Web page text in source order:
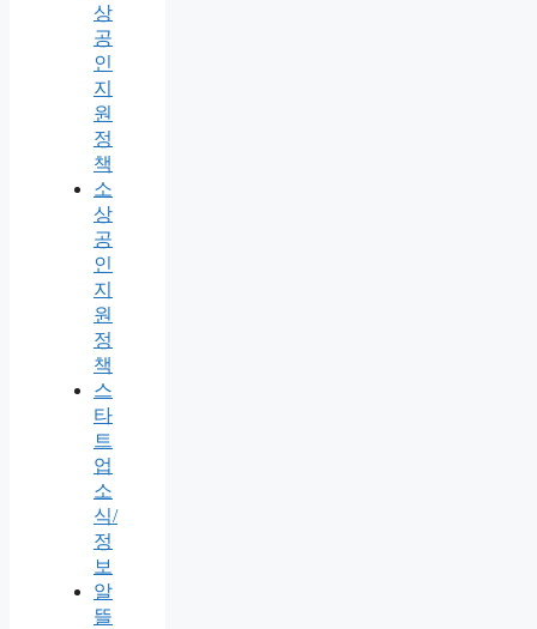
상
공
인
지
원
정
책
소
상
공
인
지
원
정
책
스
타
트
업
소
식/
정
보
알
뜰